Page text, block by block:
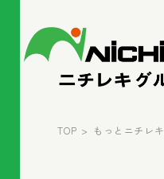
TOP もっとニチレキ